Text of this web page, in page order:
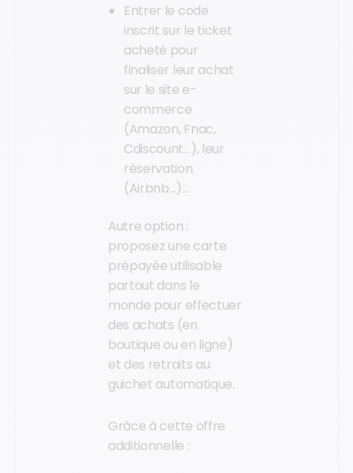
Entrer le code
inscrit sur le ticket
acheté pour
finaliser leur achat
sur le site e-
commerce
(Amazon, Fnac,
Cdiscount…), leur
réservation
(Airbnb…)…
Autre option :
proposez une carte
prépayée utilisable
partout dans le
monde pour effectuer
des achats (en
boutique ou en ligne)
et des retraits au
guichet automatique.
Grâce à cette offre
additionnelle :